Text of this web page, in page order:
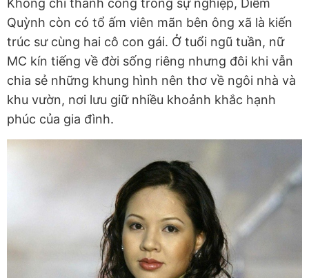
Không chỉ thành công trong sự nghiệp, Diễm
Quỳnh còn có tổ ấm viên mãn bên ông xã là kiến
trúc sư cùng hai cô con gái. Ở tuổi ngũ tuần, nữ
MC kín tiếng về đời sống riêng nhưng đôi khi vẫn
chia sẻ những khung hình nên thơ về ngôi nhà và
khu vườn, nơi lưu giữ nhiều khoảnh khắc hạnh
phúc của gia đình.